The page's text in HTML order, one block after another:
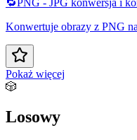
🔁 PNG - JPG konwersja i
Konwertuje obrazy z PNG
Pokaż więcej
🎲
Losowy